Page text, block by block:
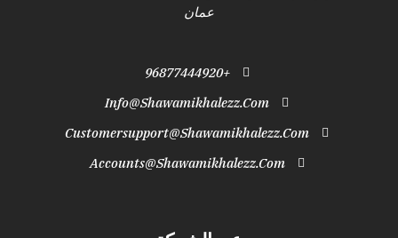
عمان
+96877444920
Info@shawamikhalezz.com
Customersupport@shawamikhalezz.com
Accounts@shawamikhalezz.com